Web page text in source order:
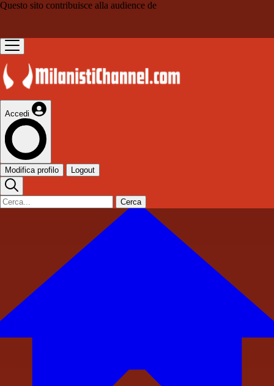
Questo sito contribuisce alla audience de
Accedi
Modifica profilo Logout
Cerca